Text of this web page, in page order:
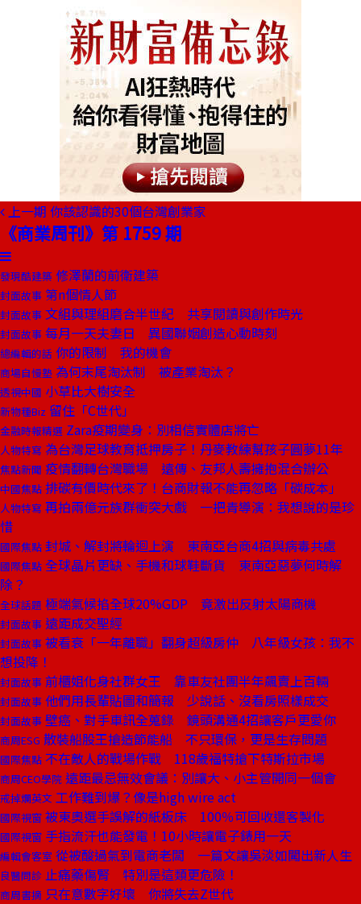
上一期 你該認識的30個台灣創業家
《商業周刊》第 1759 期
發現酷建築 修澤蘭的前衛建築
封面故事 第n個情人節
封面故事 文組與理組磨合半世紀 共享閱讀與創作時光
封面故事 每月一天夫妻日 異國聯姻創造心動時刻
總編輯的話 你的限制 我的機會
商場自慢塾 為何末尾淘汰制 被產業淘汰？
透視中國 小草比大樹安全
新物種Biz 留住「C世代」
金融時報精選 Zara疫期變身：別相信實體店將亡
人物特寫 為台灣足球教育抵押房子！丹麥教練幫孩子圓夢11年
焦點新聞 疫情翻轉台灣職場 遠傳、友邦人壽擁抱混合辦公
中國焦點 排碳有價時代來了！台商財報不能再忽略「碳成本」
人物特寫 再拍兩億元族群衝突大戲 一把青導演：我想說的是珍
惜
國際焦點 封城、解封將輪迴上演 東南亞台商4招與病毒共處
國際焦點 全球晶片更缺、手機和球鞋斷貨 東南亞惡夢何時解
除？
全球話題 極端氣候掐全球20%GDP 竟激出反射太陽商機
封面故事 遠距成交聖經
封面故事 被看衰「一年離職」翻身超級房仲 八年級女孩：我不
想投降！
封面故事 前櫃姐化身社群女王 靠車友社團半年飆賣上百輛
封面故事 他們用長輩貼圖和簡報 少說話、沒看房照樣成交
封面故事 壁癌、對手車訊全蒐錄 鏡頭溝通4招讓客戶更愛你
商周ESG 散裝船股王搶造節能船 不只環保，更是生存問題
國際焦點 不在敵人的戰場作戰 118歲福特搶下特斯拉市場
商周CEO學院 遠距最忌無效會議：別讓大、小主管開同一個會
戒掉爛英文 工作難到爆？像是high wire act
國際視窗 被東奧選手誤解的紙板床 100％可回收還客製化
國際視窗 手指流汗也能發電！10小時讓電子錶用一天
編輯會客室 從被酸過氣到電商老闆 一篇文讓吳淡如闖出新人生
良醫問診 止痛藥傷腎 特別是這類更危險！
商周書摘 只在意數字好壞 你將失去Z世代